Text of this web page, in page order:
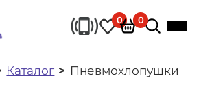
0 0
Каталог Пневмохлопушки